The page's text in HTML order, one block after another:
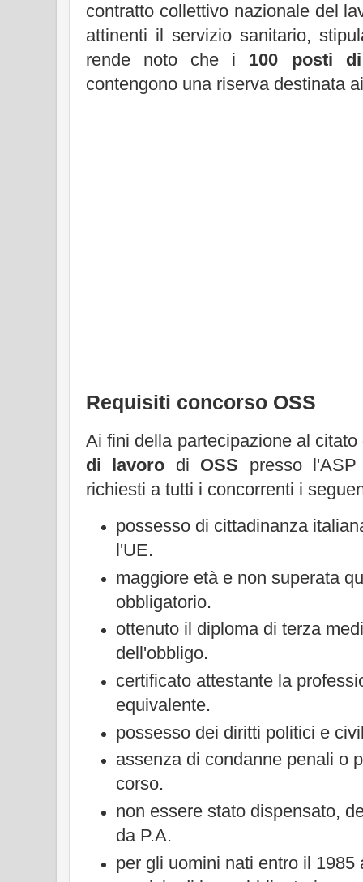
contratto collettivo nazionale del
attinenti il servizio sanitario,
rende noto che i 100 posti
contengono una riserva destinata
Requisiti concorso OSS
Ai fini della partecipazione al citato
di lavoro di OSS presso
richiesti a tutti i concorrenti i
possesso di cittadinanza
l'UE.
maggiore età e non superata
obbligatorio.
ottenuto il diploma di terza
dell'obbligo.
certificato attestante la
equivalente.
possesso dei diritti politici e
assenza di condanne penali o
corso.
non essere stato dispensato,
da P.A.
per gli uomini nati entro il 1985